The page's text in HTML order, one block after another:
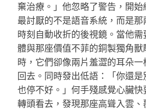
棄治療。」他忽略了警告，開
最討厭的不是語音系統，而是
時刻自動收折的後視鏡。當他
體與那座價值不菲的銅製獨角
時，它們卻像兩片羞澀的耳朵一
回去。同時發出低語：「你還
也停不好。」何手殘感覺心臟
轉頭看去，發現那座高聳入雲